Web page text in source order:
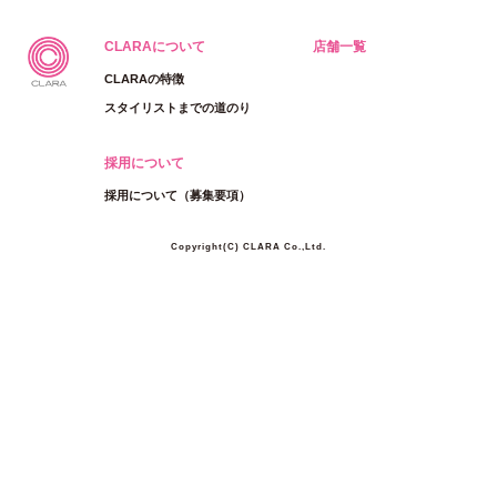
CLARAについて
CLARAの特徴
スタイリストまでの道のり
店舗一覧
採用について
採用について（募集要項）
Copyright(C) CLARA Co.,Ltd.